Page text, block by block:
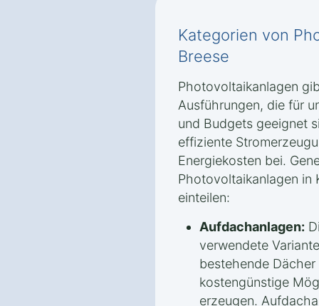
Kategorien von
Breese
Photovoltaikanlagen
Ausführungen, die für
und Budgets geeignet
effiziente
Energiekosten bei.
Photovoltaikanlagen in
einteilen:
Aufdachanlagen:
verwendete
bestehende
kostengünstige
erzeugen.